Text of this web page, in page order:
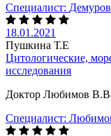
Специалист:
18.01.2021
Пушкина Т.Е
Цитологические,
исследования
Доктор Любимов В.В
Специалист: